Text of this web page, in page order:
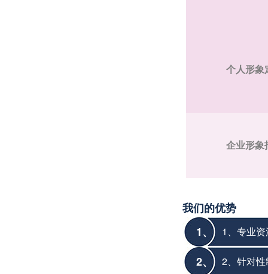
个人形象
企业形象
我们的优势
1、 1、专业
2、 2、针对